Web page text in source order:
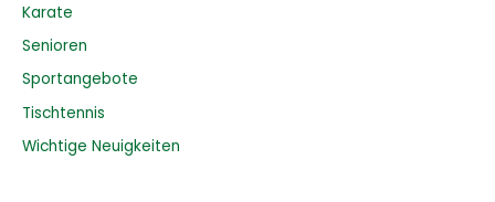
Karate
Senioren
Sportangebote
Tischtennis
Wichtige Neuigkeiten